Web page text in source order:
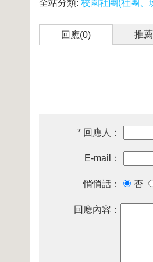
全站分類: 校園社團(社團、
回應(0) 推
* 回應人：
E-mail：
悄悄話： 否
回應內容：